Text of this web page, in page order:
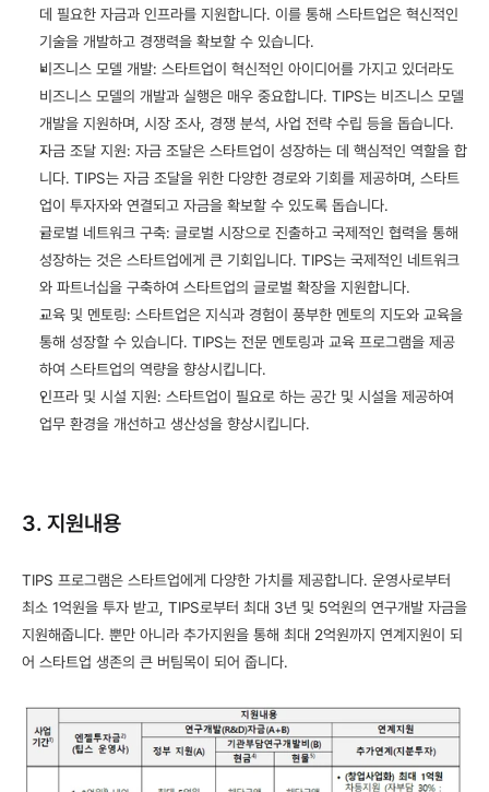
데 필요한 자금과 인프라를 지원합니다. 이를 통해 스타트업은 혁신적인
기술을 개발하고 경쟁력을 확보할 수 있습니다.
비즈니스 모델 개발: 스타트업이 혁신적인 아이디어를 가지고 있더라도
비즈니스 모델의 개발과 실행은 매우 중요합니다. TIPS는 비즈니스 모델
개발을 지원하며, 시장 조사, 경쟁 분석, 사업 전략 수립 등을 돕습니다.
자금 조달 지원: 자금 조달은 스타트업이 성장하는 데 핵심적인 역할을 합
니다. TIPS는 자금 조달을 위한 다양한 경로와 기회를 제공하며, 스타트
업이 투자자와 연결되고 자금을 확보할 수 있도록 돕습니다.
글로벌 네트워크 구축: 글로벌 시장으로 진출하고 국제적인 협력을 통해
성장하는 것은 스타트업에게 큰 기회입니다. TIPS는 국제적인 네트워크
와 파트너십을 구축하여 스타트업의 글로벌 확장을 지원합니다.
교육 및 멘토링: 스타트업은 지식과 경험이 풍부한 멘토의 지도와 교육을
통해 성장할 수 있습니다. TIPS는 전문 멘토링과 교육 프로그램을 제공
하여 스타트업의 역량을 향상시킵니다.
인프라 및 시설 지원: 스타트업이 필요로 하는 공간 및 시설을 제공하여
업무 환경을 개선하고 생산성을 향상시킵니다.
3. 지원내용
TIPS 프로그램은 스타트업에게 다양한 가치를 제공합니다. 운영사로부터
최소 1억원을 투자 받고, TIPS로부터 최대 3년 및 5억원의 연구개발 자금을
지원해줍니다. 뿐만 아니라 추가지원을 통해 최대 2억원까지 연계지원이 되
어 스타트업 생존의 큰 버팀목이 되어 줍니다.